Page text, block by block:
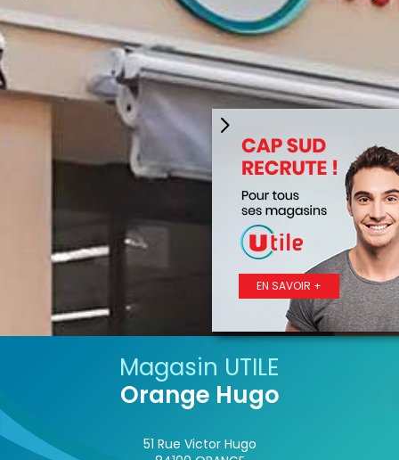
Magasin UTILE
Orange Hugo
51 Rue Victor Hugo
EN SAVOIR +